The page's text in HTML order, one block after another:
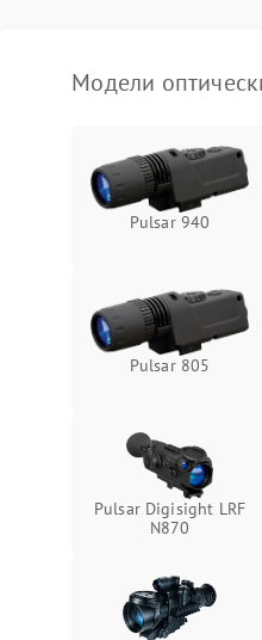
Модели
Pulsar 940
Pulsar 805
Pulsar Digisight LRF
N870